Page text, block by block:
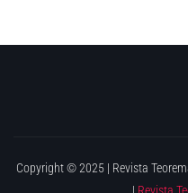
Copyright © 2025 | Revista